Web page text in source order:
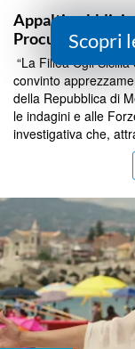
Appalti pubblici
Procura e Forze
“La Fillea Cgil
convinto
della Repubblica di
le indagini e alle
investigativa che,
Scopri